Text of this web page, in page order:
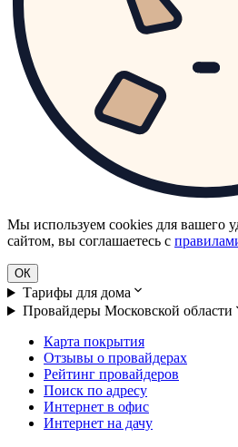
Мы используем cookies для вашего
сайтом, вы соглашаетесь с
ОК
Тарифы для дома
Провайдеры Московской области
Карта покрытия
Отзывы о провайдерах
Рейтинг провайдеров
Поиск по адресу
Интернет в офис
Интернет на дачу